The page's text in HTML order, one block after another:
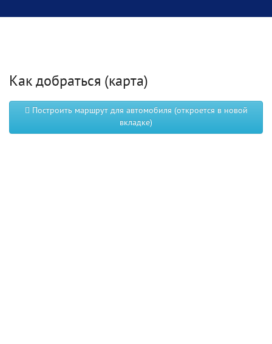
Как добраться (карта)
Построить маршрут для автомобиля (откроется в новой
вкладке)